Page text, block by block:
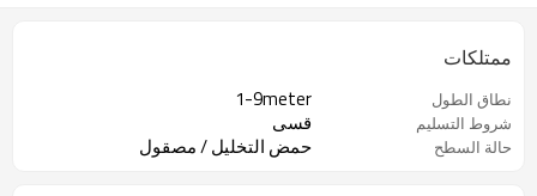
ممتلكات
نطاق الطول 1-9meter
شروط التسليم قسى
حالة السطح حمض التخليل / مصقول